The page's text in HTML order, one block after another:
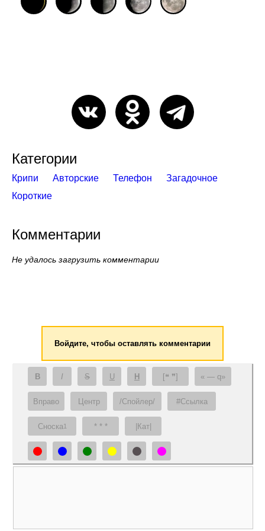
Категории
Крипи Авторские Телефон
Загадочное
Короткие
Комментарии
Не удалось загрузить комментарии
Войдите, чтобы оставлять комментарии
B I S U H [❝ ❞] — q
Вправо Центр /Спойлер/ #Ссылка
Сноска1 * * * |Кат|